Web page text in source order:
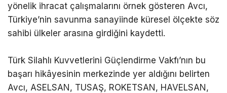
yönelik ihracat çalışmalarını örnek gösteren Avcı,
Türkiye’nin savunma sanayiinde küresel ölçekte söz
sahibi ülkeler arasına girdiğini kaydetti.
Türk Silahlı Kuvvetlerini Güçlendirme Vakfı’nın bu
başarı hikâyesinin merkezinde yer aldığını belirten
Avcı, ASELSAN, TUSAŞ, ROKETSAN, HAVELSAN,